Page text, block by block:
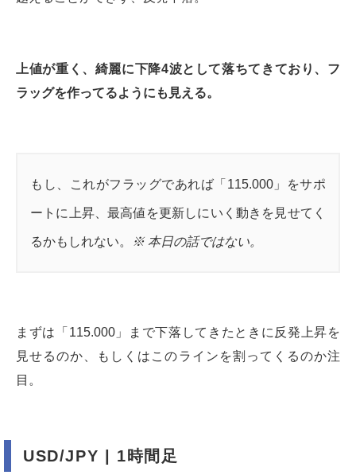
上値が重く、綺麗に下降4波として落ちてきており、フ
ラッグを作ってるようにも見える。
もし、これがフラッグであれば「115.000」をサポ
ートに上昇、最高値を更新しにいく動きを見せてく
るかもしれない。 ※ 本日の話ではない。
まずは「115.000」まで下落してきたときに反発上昇を
見せるのか、もしくはこのラインを割ってくるのか注
目。
USD/JPY | 1時間足